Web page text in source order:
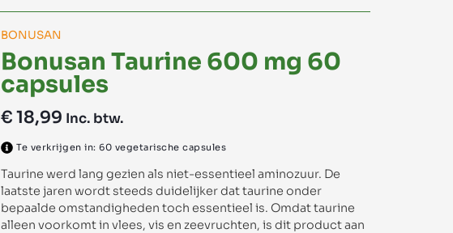
BONUSAN
Bonusan Taurine 600 mg 60
capsules
€18,99 Inc. btw.
Te verkrijgen in: 60 vegetarische capsules
Taurine werd lang gezien als niet-essentieel aminozuur. De
laatste jaren wordt steeds duidelijker dat taurine onder
bepaalde omstandigheden toch essentieel is. Omdat taurine
alleen voorkomt in vlees, vis en zeevruchten, is dit product aan